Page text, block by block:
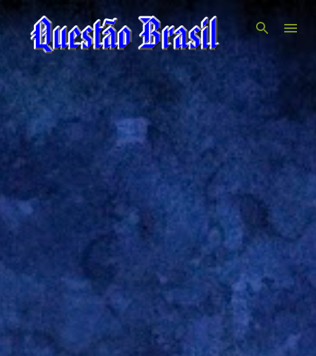
Pular para o conteúdo principal